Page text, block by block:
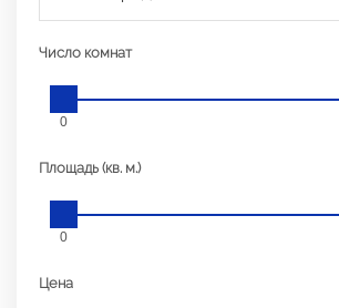
Число комнат
0
Площадь (кв. м.)
0
Цена